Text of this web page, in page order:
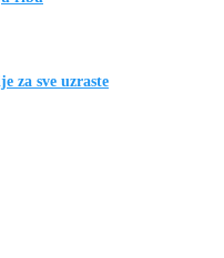
za sve uzraste